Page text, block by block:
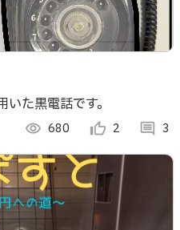
た黒電話です。
visibility 680 thumb_up_alt 2 comment 3